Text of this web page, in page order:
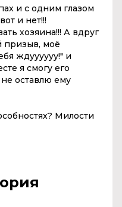
и с одним глазом
и нет!!!
хозяина!!! А вдруг
призыв, моё
ждуууууу!" и
я смогу его
оставлю ему
Милости